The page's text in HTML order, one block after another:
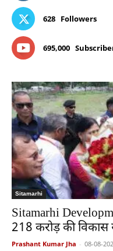
628 Followers
695,000
Sitamarhi
Sitamarhi
218 करोड़ की
Prashant Kumar Jha - 08-08-